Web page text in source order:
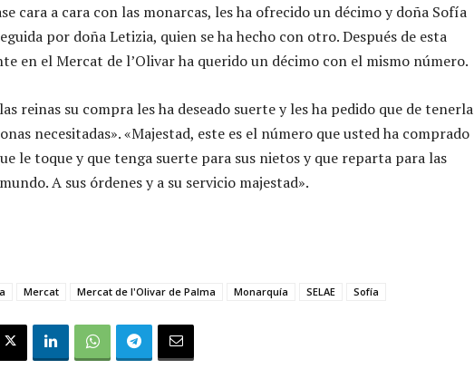
cara a cara con las monarcas, les ha ofrecido un décimo y doña Sofía
por doña Letizia, quien se ha hecho con otro. Después de esta
en el Mercat de l’Olivar ha querido un décimo con el mismo número.
reinas su compra les ha deseado suerte y les ha pedido que de tenerla
necesitadas». «Majestad, este es el número que usted ha comprado
le toque y que tenga suerte para sus nietos y que reparta para las
A sus órdenes y a su servicio majestad».
Mercat Mercat de l'Olivar de Palma Monarquía SELAE Sofía